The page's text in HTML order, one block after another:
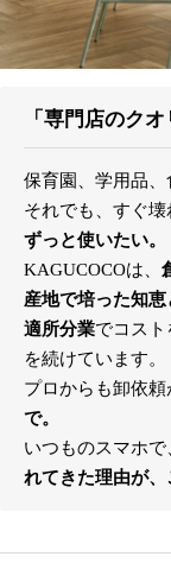
「専門店のク
保育園、学用品
それでも、すぐ壊
ずっと使いたい。
KAGUCOCOは、
産地で培った知
適所分業でコスト
を続けています。
プロからも卸依頼
で。
いつものスマホ
れてきた理由が、